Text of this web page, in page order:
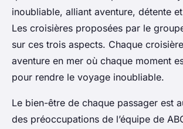
inoubliable, alliant aventure, détente
Les croisières proposées par le
sur ces trois aspects. Chaque
aventure en mer où chaque moment
pour rendre le voyage inoubliable.
Le bien-être de chaque passager est
des préoccupations de l’équipe de